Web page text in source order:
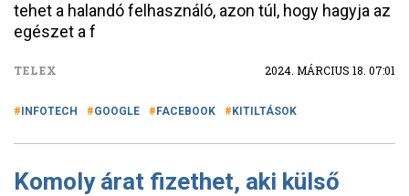
tehet a halandó felhasználó, azon túl, hogy hagyja az
egészet a f
TELEX 2024. MÁRCIUS 18. 07:01
INFOTECH GOOGLE FACEBOOK KITILTÁSOK
Komoly árat fizethet, aki külső